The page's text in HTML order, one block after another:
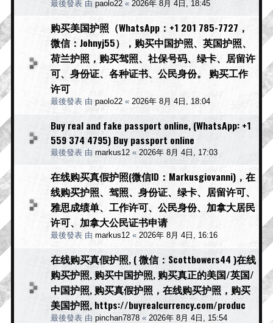
最後發表 由 paolo22 « 2026年 8月 4日, 18:45
购买美国护照（WhatsApp：+1 201 785-7727，
微信：Johnyj55），购买中国护照、英国护照、
荷兰护照，购买驾照、社保号码、绿卡、居留许
可、身份证、各种证书、公民身份。 购买工作
许可
最後發表 由 paolo22 « 2026年 8月 4日, 18:04
Buy real and fake passport online, (WhatsApp: +1
559 374 4795) Buy passport online
最後發表 由 markus12 « 2026年 8月 4日, 17:03
在线购买真假护照(微信ID：Markusgiovanni)，在
线购买护照、驾照、身份证、绿卡、居留许可、
雅思成绩单、工作许可、公民身份、加拿大居民
许可、加拿大公民证书申请
最後發表 由 markus12 « 2026年 8月 4日, 16:16
在线购买真假护照, ( 微信：Scottbowers44 )在线
购买护照, 购买中国护照, 购买真正的美国/英国/
中国护照, 购买真假护照，在线购买护照，购买
美国护照, https://buyrealcurrency.com/produc
最後發表 由 pinchan7878 « 2026年 8月 4日, 15:54